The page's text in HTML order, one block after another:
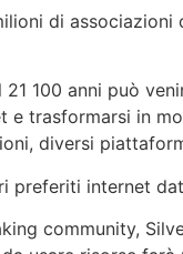
di
100 anni può
e trasformarsi in
diversi
preferiti internet
community,